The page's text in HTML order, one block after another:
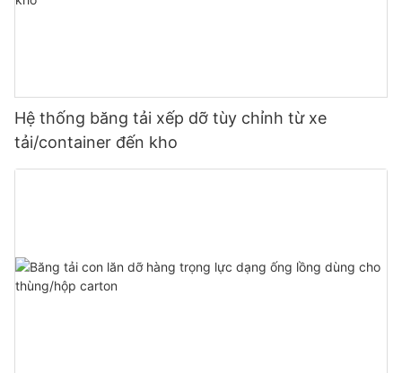
Hệ thống băng tải xếp dỡ tùy chỉnh từ xe
tải/container đến kho